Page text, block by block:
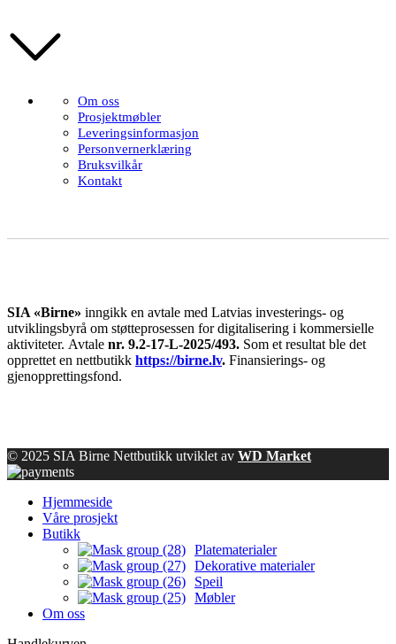
Om oss
Prosjektmøbler
Leveringsinformasjon
Personvernerklæring
Bruksvilkår
Kontakt
SIA «Birne» inngikk en avtale med Latvias investerings- og
utviklingsbyrå om støtteprosessen for digitalisering i kommersielle
aktiviteter. Avtale nr. 9.2-17-L-2025/493. Som et resultat ble det
opprettet en nettbutikk https://birne.lv. Finansierings- og
gjenopprettingsfond.
© 2025 SIA Birne Nettbutikk utviklet av WD Market
Hjemmeside
Våre prosjekt
Butikk
Platematerialer
Dekorative materialer
Speil
Møbler
Om oss